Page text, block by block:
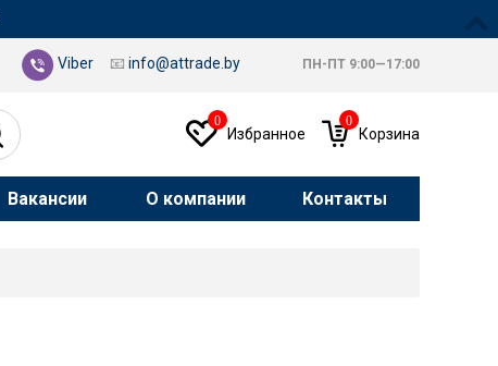
Viber 📧 info@attrade.by ПН-ПТ 9:00—17:00
0
Избранное
0
Корзина
Вакансии О компании Контакты